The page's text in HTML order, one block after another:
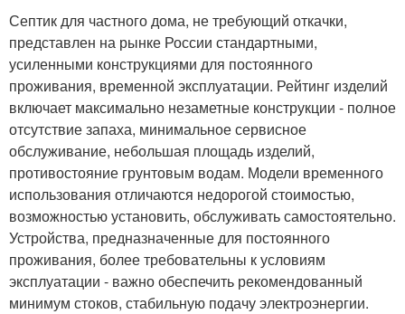
Септик для частного дома, не требующий откачки,
представлен на рынке России стандартными,
усиленными конструкциями для постоянного
проживания, временной эксплуатации. Рейтинг изделий
включает максимально незаметные конструкции - полное
отсутствие запаха, минимальное сервисное
обслуживание, небольшая площадь изделий,
противостояние грунтовым водам. Модели временного
использования отличаются недорогой стоимостью,
возможностью установить, обслуживать самостоятельно.
Устройства, предназначенные для постоянного
проживания, более требовательны к условиям
эксплуатации - важно обеспечить рекомендованный
минимум стоков, стабильную подачу электроэнергии.